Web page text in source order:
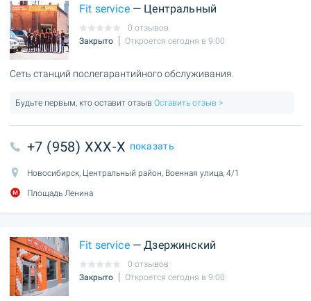
Fit service— Центральный
0 отзывов
Закрыто
Откроется сегодня в 9:00
Сеть станций послегарантийного обслуживания.
Будьте первым, кто оставит отзыв Оставить отзыв >
+7 (958) XXX-X показать
Новосибирск, Центральный район, Военная улица, 4/1
Площадь Ленина
Fit service— Дзержинский
0 отзывов
Закрыто
Откроется сегодня в 9:00